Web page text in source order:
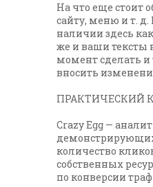
На что еще стоит
сайту, меню и т.
наличии здесь
же и ваши тексты
момент сделать и
вносить
ПРАКТИЧЕСКИЙ
Crazy Egg —
количество
собственных
по конверсии